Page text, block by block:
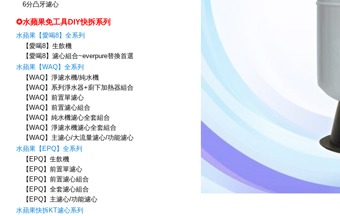
6分凸牙濾心
✪水蘋果免工具DIY快拆系列
水蘋果【愛喝8】全系列
【愛喝8】生飲機
【愛喝8】濾心組合~everpure替換首選
水蘋果【WAQ】全系列
【WAQ】淨濾水機/純水機
【WAQ】系列淨水器+廚下加熱器組合
【WAQ】前置單濾心
【WAQ】前置濾心組合
【WAQ】純水機濾心全套組合
【WAQ】淨濾水機濾心全套組合
【WAQ】主濾心/大流量濾心/功能濾心
水蘋果【EPQ】全系列
【EPQ】生飲機
【EPQ】前置單濾心
【EPQ】前置濾心組合
【EPQ】全套濾心組合
【EPQ】主濾心/功能濾心
水蘋果快拆KT濾心系列